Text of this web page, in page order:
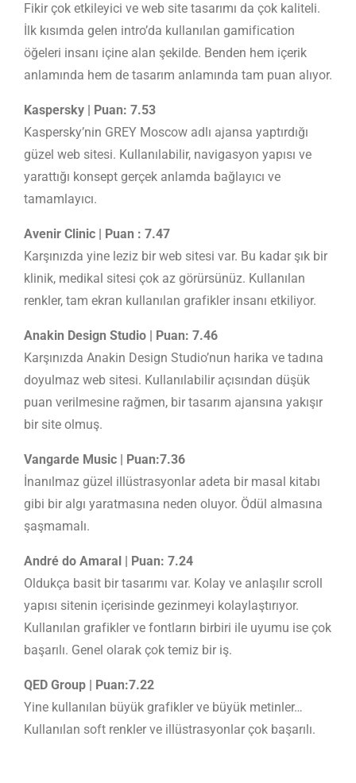
Fikir çok etkileyici ve web site tasarımı da çok kaliteli.
İlk kısımda gelen intro’da kullanılan gamification
öğeleri insanı içine alan şekilde. Benden hem içerik
anlamında hem de tasarım anlamında tam puan alıyor.
Kaspersky | Puan: 7.53
Kaspersky’nin GREY Moscow adlı ajansa yaptırdığı
güzel web sitesi. Kullanılabilir, navigasyon yapısı ve
yarattığı konsept gerçek anlamda bağlayıcı ve
tamamlayıcı.
Avenir Clinic | Puan : 7.47
Karşınızda yine leziz bir web sitesi var. Bu kadar şık bir
klinik, medikal sitesi çok az görürsünüz. Kullanılan
renkler, tam ekran kullanılan grafikler insanı etkiliyor.
Anakin Design Studio | Puan: 7.46
Karşınızda Anakin Design Studio’nun harika ve tadına
doyulmaz web sitesi. Kullanılabilir açısından düşük
puan verilmesine rağmen, bir tasarım ajansına yakışır
bir site olmuş.
Vangarde Music | Puan:7.36
İnanılmaz güzel illüstrasyonlar adeta bir masal kitabı
gibi bir algı yaratmasına neden oluyor. Ödül almasına
şaşmamalı.
André do Amaral | Puan: 7.24
Oldukça basit bir tasarımı var. Kolay ve anlaşılır scroll
yapısı sitenin içerisinde gezinmeyi kolaylaştırıyor.
Kullanılan grafikler ve fontların birbiri ile uyumu ise çok
başarılı. Genel olarak çok temiz bir iş.
QED Group | Puan:7.22
Yine kullanılan büyük grafikler ve büyük metinler…
Kullanılan soft renkler ve illüstrasyonlar çok başarılı.